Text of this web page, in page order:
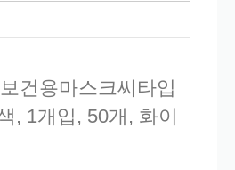
건용마스크씨타입
, 1개입, 50개, 화이